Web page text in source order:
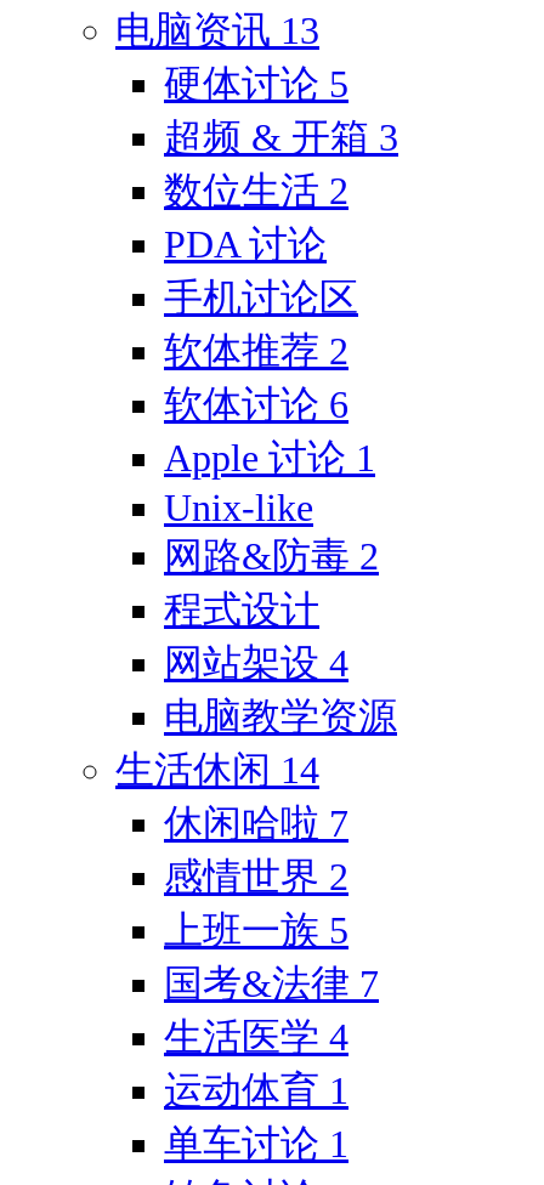
电脑资讯 13
硬体讨论 5
超频 & 开箱 3
数位生活 2
PDA 讨论
手机讨论区
软体推荐 2
软体讨论 6
Apple 讨论 1
Unix-like
网路&防毒 2
程式设计
网站架设 4
电脑教学资源
生活休闲 14
休闲哈啦 7
感情世界 2
上班一族 5
国考&法律 7
生活医学 4
运动体育 1
单车讨论 1